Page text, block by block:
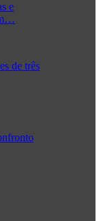
e
de três